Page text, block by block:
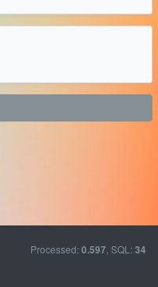
Processed: 0.597 , SQL: 34